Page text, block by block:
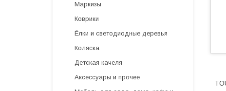
Маркизы
Коврики
Ёлки и светодиодные деревья
Коляска
Детская качеля
Аксессуары и прочее